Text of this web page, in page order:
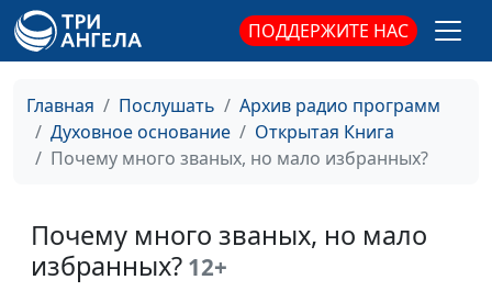
ПОДДЕРЖИТЕ НАС
Главная Послушать
Архив радио программ
Духовное основание
Открытая Книга
Почему много званых, но мало избранных?
Почему много званых, но мало
избранных? 12+
Михаил Варёнов,
священнослужитель
Михаил Варёнов,
священнослужитель
священнослужитель
Всевидящий Бог - что это